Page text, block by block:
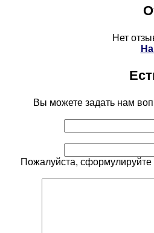
Нет
Вы можете задать нам
Пожалуйста,